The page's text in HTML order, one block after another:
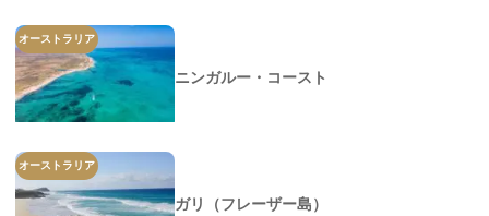
オーストラリア
ニンガルー・コースト
オーストラリア
ガリ（フレーザー島）